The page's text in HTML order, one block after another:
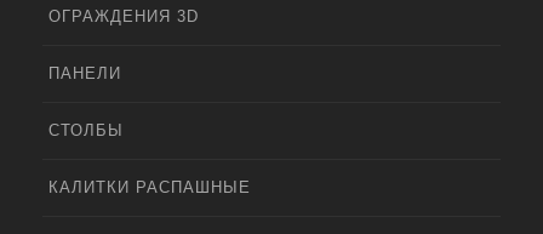
ОГРАЖДЕНИЯ 3D
ПАНЕЛИ
СТОЛБЫ
КАЛИТКИ РАСПАШНЫЕ